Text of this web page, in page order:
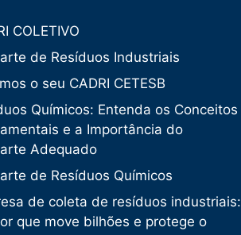
COLETIVO
de Resíduos Industriais
o seu CADRI CETESB
Químicos: Entenda os Conceitos
e a Importância do
Adequado
de Resíduos Químicos
de coleta de resíduos industriais:
que move bilhões e protege o